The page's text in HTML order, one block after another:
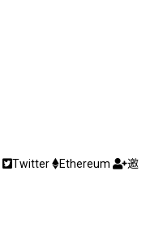
Twitter Ethereum
邀